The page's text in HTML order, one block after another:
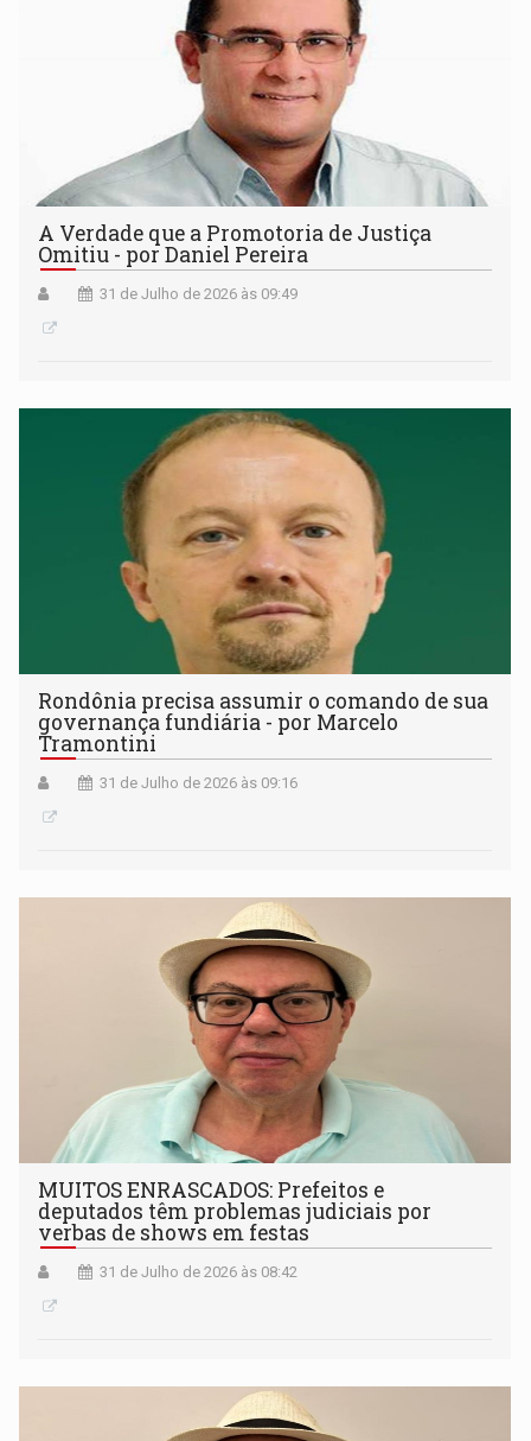
A Verdade que a Promotoria de Justiça
Omitiu - por Daniel Pereira
31 de Julho de 2026 às 09:49
Rondônia precisa assumir o comando de sua
governança fundiária - por Marcelo
Tramontini
31 de Julho de 2026 às 09:16
MUITOS ENRASCADOS: Prefeitos e
deputados têm problemas judiciais por
verbas de shows em festas
31 de Julho de 2026 às 08:42